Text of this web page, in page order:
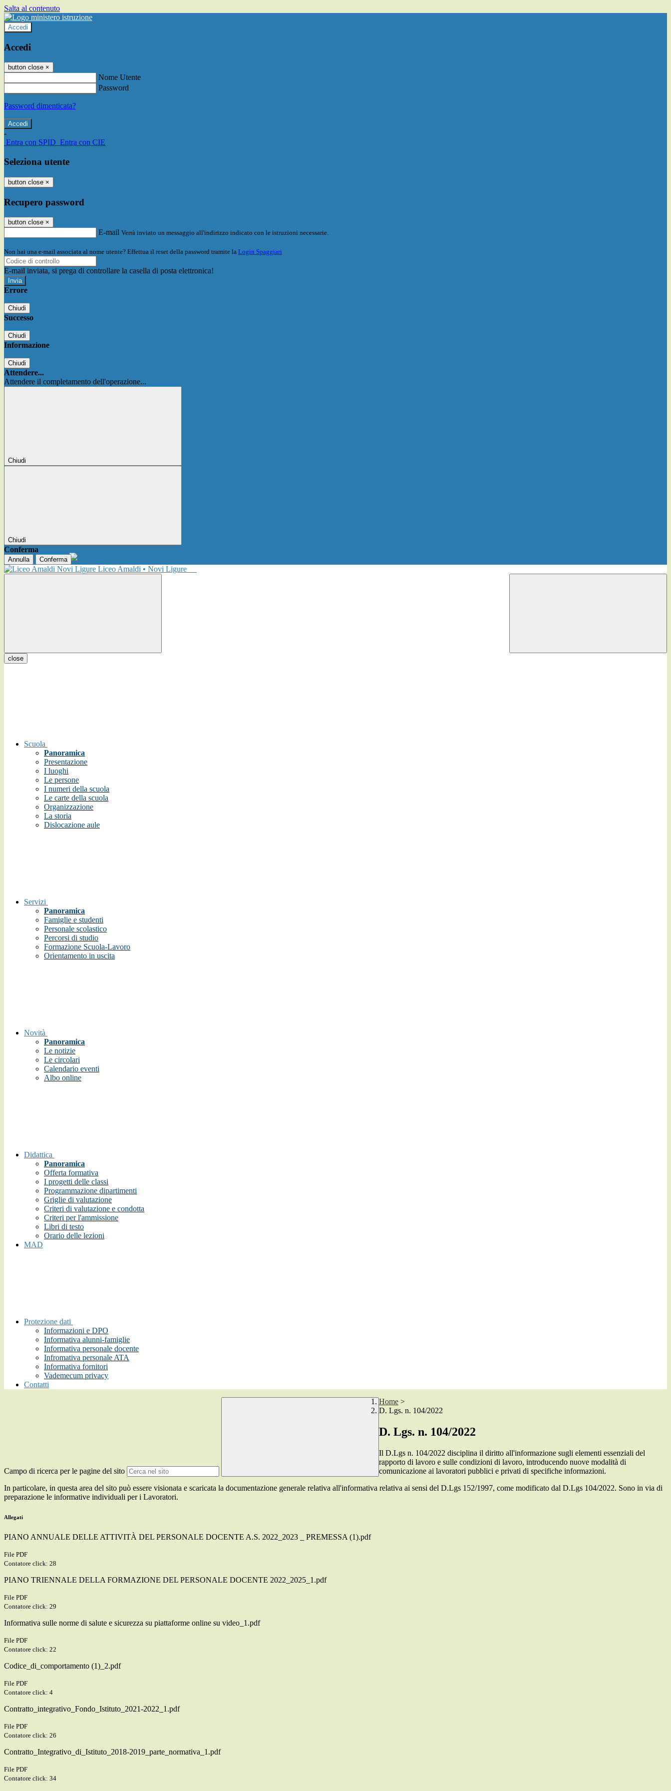
Salta al contenuto
Accedi
Accedi
button close ×
Nome Utente
Password
Password dimenticata?
-
Entra con SPID Entra con CIE
Seleziona utente
button close ×
Recupero password
button close ×
E-mail Verrà inviato un messaggio all'indirizzo indicato con le istruzioni necessarie.
Non hai una e-mail associata al nome utente? Effettua il reset della password tramite la Login Spaggiari
E-mail inviata, si prega di controllare la casella di posta elettronica!
Errore
Chiudi
Successo
Chiudi
Informazione
Chiudi
Attendere...
Attendere il completamento dell'operazione...
Chiudi
Chiudi
Conferma
Annulla Conferma
Liceo Amaldi • Novi Ligure
close
Scuola
Panoramica
Presentazione
I luoghi
Le persone
I numeri della scuola
Le carte della scuola
Organizzazione
La storia
Dislocazione aule
Servizi
Panoramica
Famiglie e studenti
Personale scolastico
Percorsi di studio
Formazione Scuola-Lavoro
Orientamento in uscita
Novità
Panoramica
Le notizie
Le circolari
Calendario eventi
Albo online
Didattica
Panoramica
Offerta formativa
I progetti delle classi
Programmazione dipartimenti
Griglie di valutazione
Criteri di valutazione e condotta
Criteri per l'ammissione
Libri di testo
Orario delle lezioni
MAD
Protezione dati
Informazioni e DPO
Informativa alunni-famiglie
Informativa personale docente
Infromativa personale ATA
Informativa fornitori
Vademecum privacy
Contatti
Campo di ricerca per le pagine del sito
Home >
D. Lgs. n. 104/2022
D. Lgs. n. 104/2022
Il D.Lgs n. 104/2022 disciplina il diritto all'informazione sugli elementi essenziali del
rapporto di lavoro e sulle condizioni di lavoro, introducendo nuove modalità di
comunicazione ai lavoratori pubblici e privati di specifiche informazioni.
In particolare, in questa area del sito può essere visionata e scaricata la documentazione generale relativa all'informativa relativa ai sensi del D.Lgs 152/1997, come modificato dal D.Lgs 104/2022. Sono in via di
preparazione le informative individuali per i Lavoratori.
Allegati
PIANO ANNUALE DELLE ATTIVITÀ DEL PERSONALE DOCENTE A.S. 2022_2023 _ PREMESSA (1).pdf
File PDF
Contatore click: 28
PIANO TRIENNALE DELLA FORMAZIONE DEL PERSONALE DOCENTE 2022_2025_1.pdf
File PDF
Contatore click: 29
Informativa sulle norme di salute e sicurezza su piattaforme online su video_1.pdf
File PDF
Contatore click: 22
Codice_di_comportamento (1)_2.pdf
File PDF
Contatore click: 4
Contratto_integrativo_Fondo_Istituto_2021-2022_1.pdf
File PDF
Contatore click: 26
Contratto_Integrativo_di_Istituto_2018-2019_parte_normativa_1.pdf
File PDF
Contatore click: 34